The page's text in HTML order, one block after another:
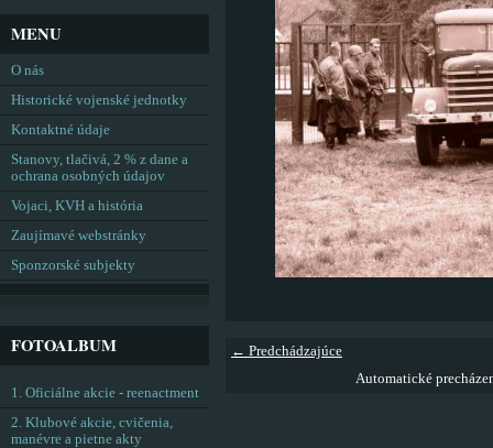
← Predchádzajúce
Automatické
MENU
O nás
Historické vojenské jednotky
Kontaktné údaje
Stanovy, tlačivá, 2 % z dane a
ochrana osobných údajov
Vojaci, KVH a história
Zaujímavé webstránky
Sponzorské subjekty
FOTOALBUM
1. Oficiálne akcie - reenactment
2. Klubové akcie, cvičenia,
manévre a pietne akty